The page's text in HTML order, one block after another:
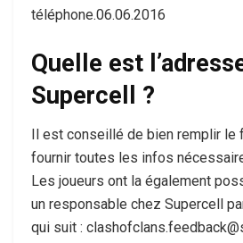
téléphone.06.06.2016
Quelle est
Supercell ?
Il est conseillé de bien remplir le
fournir toutes les infos
Les joueurs ont la également
un responsable chez Supercell
qui suit :